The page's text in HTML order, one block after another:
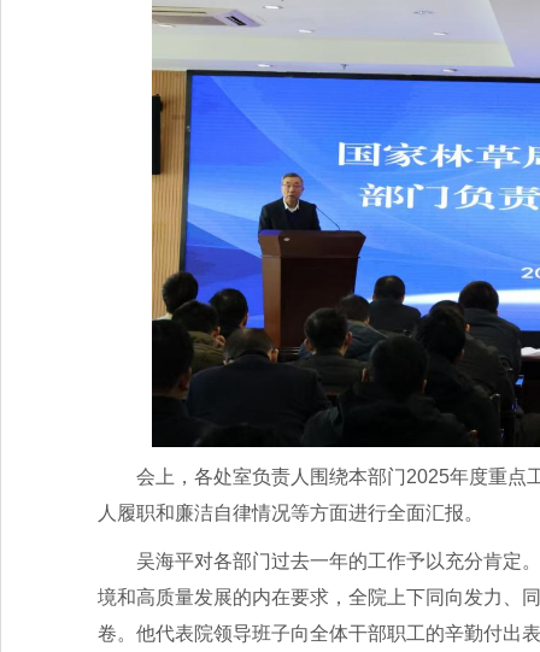
会上，各处室负责人围绕本部门2025年度重点
人履职和廉洁自律情况等方面进行全面汇报。
吴海平对各部门过去一年的工作予以充分肯定
境和高质量发展的内在要求，全院上下同向发力、
卷。他代表院领导班子向全体干部职工的辛勤付出